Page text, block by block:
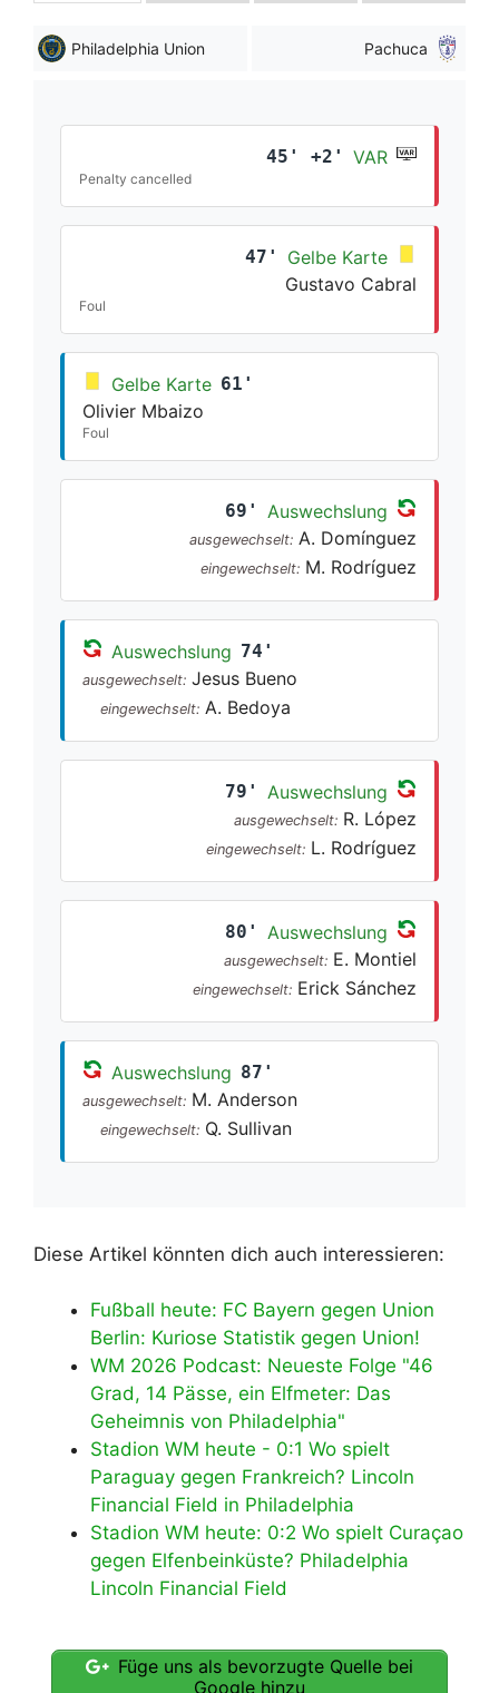
Philadelphia Union Pachuca
45' +2' VAR
Penalty cancelled
47'
Gelbe Karte
Gustavo Cabral
Foul
Gelbe Karte 61'
Olivier Mbaizo
Foul
69' Auswechslung
ausgewechselt: A. Domínguez
eingewechselt: M. Rodríguez
Auswechslung 74'
ausgewechselt: Jesus Bueno
eingewechselt: A. Bedoya
79' Auswechslung
ausgewechselt: R. López
eingewechselt: L. Rodríguez
80' Auswechslung
ausgewechselt: E. Montiel
eingewechselt: Erick Sánchez
Auswechslung 87'
ausgewechselt: M. Anderson
eingewechselt: Q. Sullivan
Diese Artikel könnten dich auch interessieren:
Fußball heute: FC Bayern gegen Union
Berlin: Kuriose Statistik gegen Union!
WM 2026 Podcast: Neueste Folge "46
Grad, 14 Pässe, ein Elfmeter: Das
Geheimnis von Philadelphia"
Stadion WM heute - 0:1 Wo spielt
Paraguay gegen Frankreich? Lincoln
Financial Field in Philadelphia
Stadion WM heute: 0:2 Wo spielt Curaçao
gegen Elfenbeinküste? Philadelphia
Lincoln Financial Field
Füge uns als bevorzugte Quelle bei
Google hinzu